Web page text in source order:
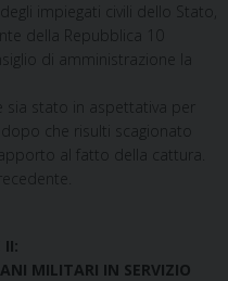
impiegati civili dello Stato,
della Repubblica 10
di amministrazione la
sia stato in aspettativa per
che risulti scagionato
al fatto della cattura.
II:
MILITARI IN SERVIZIO